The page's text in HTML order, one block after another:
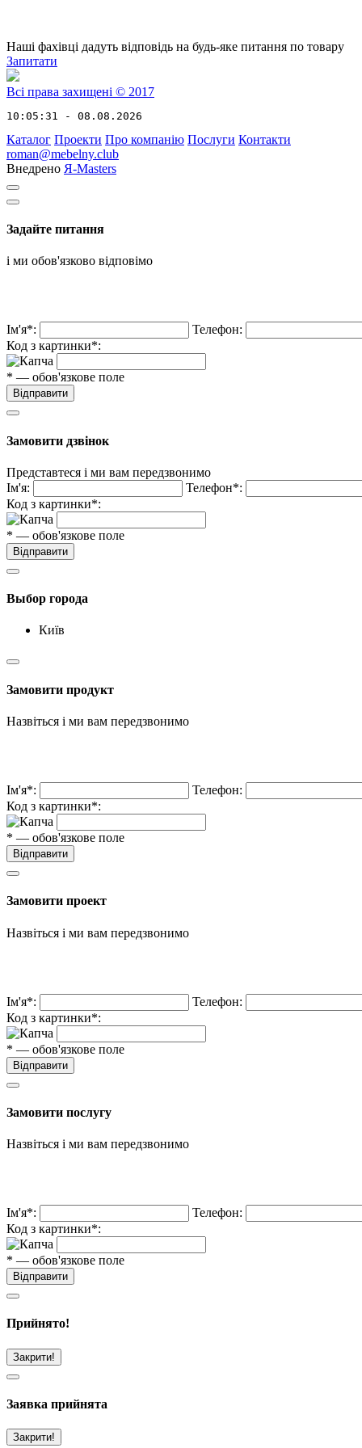
Наші фахівці дадуть відповідь на будь-яке питання по товару
Запитати
Всі права захищені © 2017
10:05:31 - 08.08.2026
Каталог Проекти Про компанію Послуги Контакти
roman@mebelny.club
Внедрено Я-Masters
Задайте питання
і ми обов'язково відповімо
Ім'я*: Телефон:
Код з картинки*:
* — обов'язкове поле
Відправити
Замовити дзвінок
Представтеся і ми вам передзвонимо
Ім'я:
Телефон*:
Код з картинки*:
* — обов'язкове поле
Відправити
Выбор города
Київ
Замовити продукт
Назвіться і ми вам передзвонимо
Ім'я*: Телефон:
Код з картинки*:
* — обов'язкове поле
Відправити
Замовити проект
Назвіться і ми вам передзвонимо
Ім'я*: Телефон:
Код з картинки*:
* — обов'язкове поле
Відправити
Замовити послугу
Назвіться і ми вам передзвонимо
Ім'я*: Телефон:
Код з картинки*:
* — обов'язкове поле
Відправити
Прийнято!
Закрити!
Заявка прийнята
Закрити!